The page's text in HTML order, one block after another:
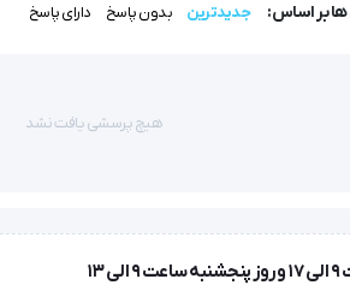
کنترل دوز دارو توسط پزشک.
بر اساس: جدیدترین بدون پاسخ دارای پاسخ
هیچ پرسشی یافت نشد